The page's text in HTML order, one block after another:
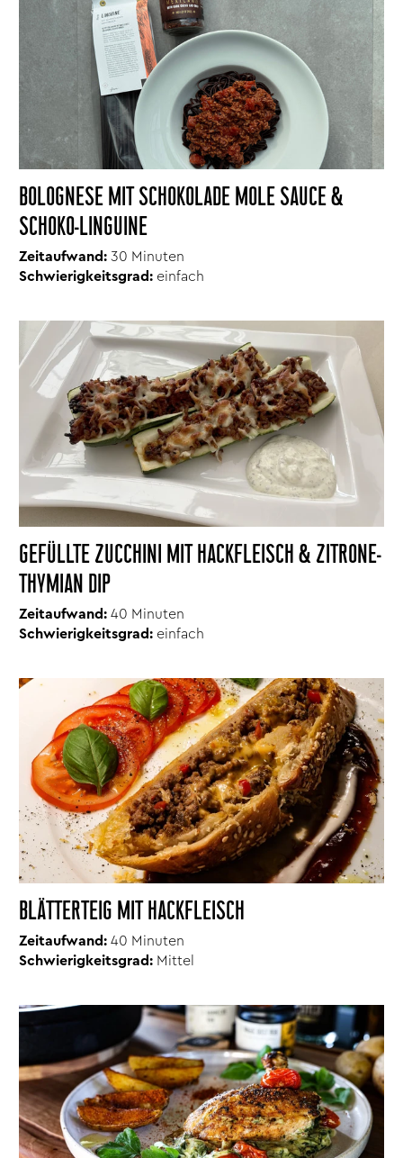
BOLOGNESE MIT SCHOKOLADE MOLE SAUCE &
SCHOKO-LINGUINE
Zeitaufwand: 30 Minuten
Schwierigkeitsgrad: einfach
GEFÜLLTE ZUCCHINI MIT HACKFLEISCH & ZITRONE-
THYMIAN DIP
Zeitaufwand: 40 Minuten
Schwierigkeitsgrad: einfach
BLÄTTERTEIG MIT HACKFLEISCH
Zeitaufwand: 40 Minuten
Schwierigkeitsgrad: Mittel